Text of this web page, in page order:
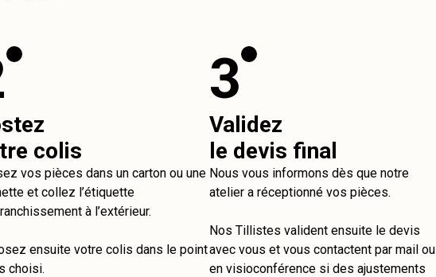
colis
vos pièces dans un carton ou une
et collez l’étiquette
à l’extérieur.
ensuite votre colis dans le point
choisi.
3
Validez
le devis final
Nous vous informons dès que notre
atelier a réceptionné vos pièces.
Nos Tillistes valident ensuite le devis
avec vous et vous contactent par mail ou
en visioconférence si des ajustements